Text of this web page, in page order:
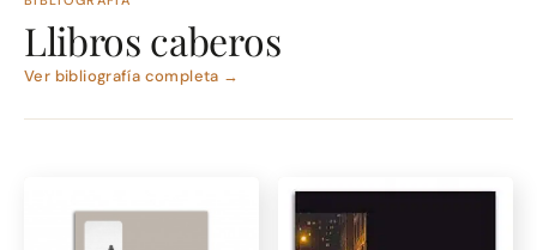
Llibros caberos
Ver bibliografía completa →